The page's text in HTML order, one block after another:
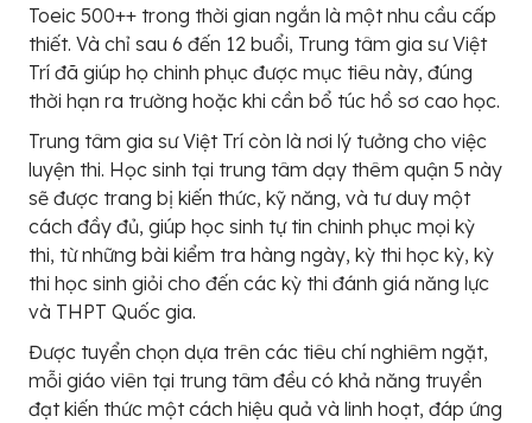
Toeic 500++ trong thời gian ngắn là một nhu cầu cấp
thiết. Và chỉ sau 6 đến 12 buổi, Trung tâm gia sư Việt
Trí đã giúp họ chinh phục được mục tiêu này, đúng
thời hạn ra trường hoặc khi cần bổ túc hồ sơ cao học.
Trung tâm gia sư Việt Trí còn là nơi lý tưởng cho việc
luyện thi. Học sinh tại trung tâm dạy thêm quận 5 này
sẽ được trang bị kiến thức, kỹ năng, và tư duy một
cách đầy đủ, giúp học sinh tự tin chinh phục mọi kỳ
thi, từ những bài kiểm tra hàng ngày, kỳ thi học kỳ, kỳ
thi học sinh giỏi cho đến các kỳ thi đánh giá năng lực
và THPT Quốc gia.
Được tuyển chọn dựa trên các tiêu chí nghiêm ngặt,
mỗi giáo viên tại trung tâm đều có khả năng truyền
đạt kiến thức một cách hiệu quả và linh hoạt, đáp ứng